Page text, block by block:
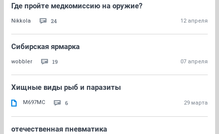
Где пройте медкомиссию на оружие?
Nikkola 24 12 апреля
Сибирская ярмарка
wobbler 19 07 апреля
Хищные виды рыб и паразиты
M697МС 6 29 марта
отечественная пневматика